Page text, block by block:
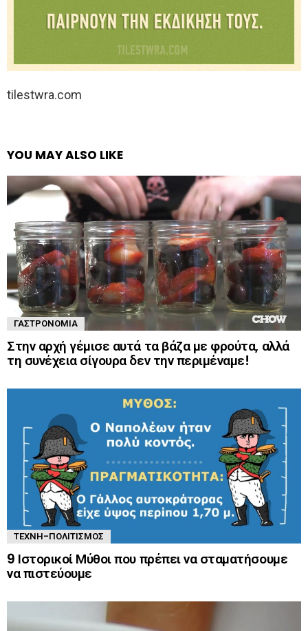
tilestwra.com
YOU MAY ALSO LIKE
ΓΑΣΤΡΟΝΟΜΊΑ
Στην αρχή γέμισε αυτά τα βάζα με φρούτα, αλλά
τη συνέχεια σίγουρα δεν την περιμέναμε!
ΤΈΧΝΗ-ΠΟΛΙΤΙΣΜΌΣ
9 Ιστορικοί Μύθοι που πρέπει να σταματήσουμε
να πιστεύουμε